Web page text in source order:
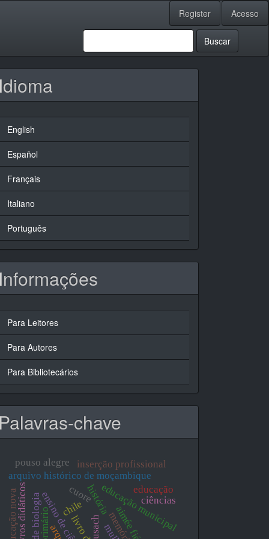
Register Acesso
Buscar
Idioma
English
Español
Français
Italiano
Português
Informações
Para Leitores
Para Autores
Para Bibliotecários
Palavras-chave
arquivo histórico de moçambique
história
memória
livros didáticos educação municipal
educação nova ciências
inserção profissional
pouso alegre
chile
usach
cuore educação